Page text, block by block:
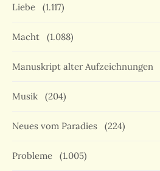
Liebe (1.117)
Macht (1.088)
Manuskript alter Aufzeichnungen
Musik (204)
Neues vom Paradies (224)
Probleme (1.005)